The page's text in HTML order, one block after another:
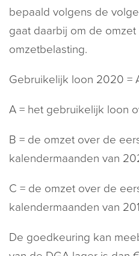
bepaald volgens de
gaat daarbij om de
omzetbelasting.
Gebruikelijk loon 2020 =
A = het gebruikelijk loon
B = de omzet over de
kalendermaanden van
C = de omzet over de
kalendermaanden van
De goedkeuring kan